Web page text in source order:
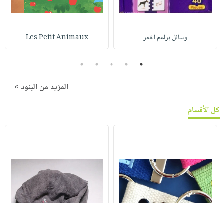
وسائل براعم القمر Les Petit Animaux
1
2
3
4
5
المزيد من البنود »
كل الأقسام